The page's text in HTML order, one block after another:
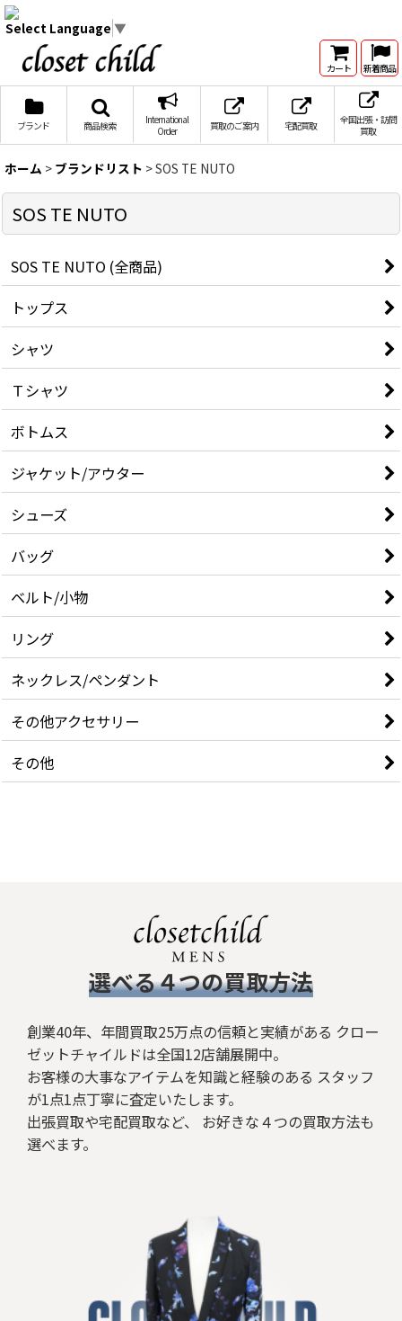
Select Language ▼
カート 新着商品
ブランド 商品検索
International
Order
買取のご案内 宅配買取
全国出張・訪問
買取
ホーム > ブランドリスト >SOS TE NUTO
SOS TE NUTO
SOS TE NUTO (全商品)
トップス
シャツ
Ｔシャツ
ボトムス
ジャケット/アウター
シューズ
バッグ
ベルト/小物
リング
ネックレス/ペンダント
その他アクセサリー
その他
​選べる４つの買取方法
創業40年、年間買取25万点の信頼と実績がある クロー
ゼットチャイルドは全国12店舗展開中。
お客様の大事なアイテムを知識と経験のある スタッフ
が1点1点丁寧に査定いたします。
出張買取や宅配買取など、 お好きな４つの買取方法も
選べます。